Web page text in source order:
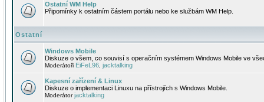
Ostatní WM Help
Připomínky k ostatním částem portálu nebo ke službám WM Help.
Ostatní
Windows Mobile
Diskuze o všem, co souvisí s operačním systémem Windows Mobile ve
Moderátoři EiFeL96 jacktalking
Kapesní zařízení & Linux
Diskuze o implementaci Linuxu na přístrojích s Windows Mobile.
Moderátorjacktalking